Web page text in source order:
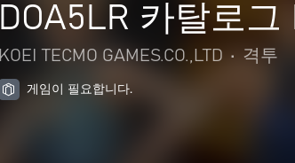
DOA5LR 카탈로그
KOEI TECMO GAMES.CO.,LTD • 격투
게임이 필요합니다.